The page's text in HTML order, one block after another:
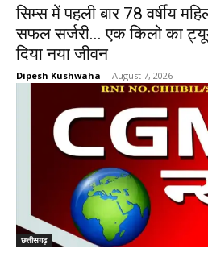
सिम्स में पहली बार 78 वर्षीय
सफल सर्जरी... एक किलो का
दिया नया जीवन
Dipesh Kushwaha - August 7, 2026
छत्तीसगढ़